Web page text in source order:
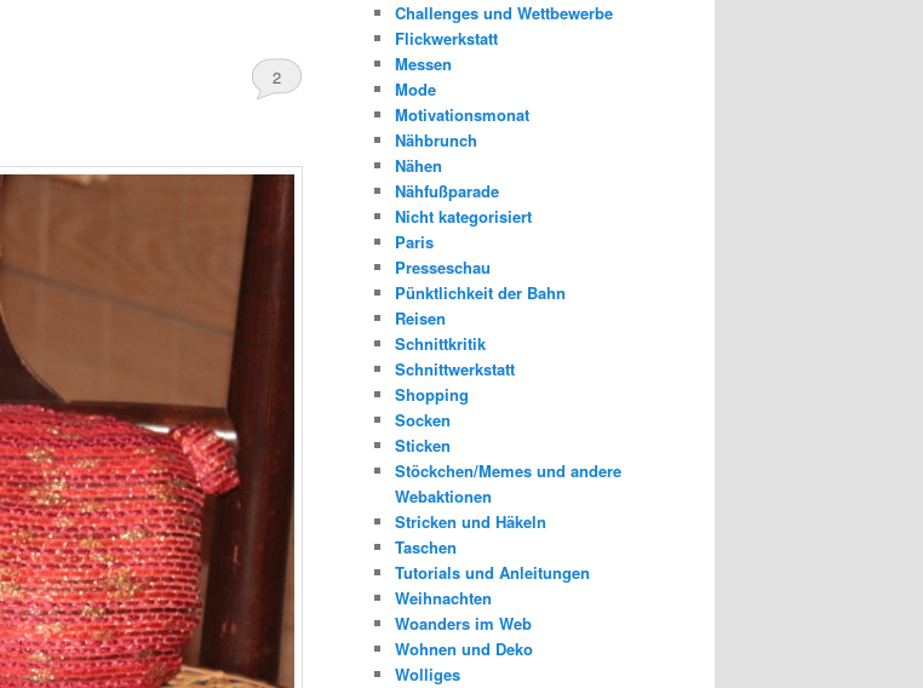
2
Challenges und Wettbewerbe
Flickwerkstatt
Messen
Mode
Motivationsmonat
Nähbrunch
Nähen
Nähfußparade
Nicht kategorisiert
Paris
Presseschau
Pünktlichkeit der Bahn
Reisen
Schnittkritik
Schnittwerkstatt
Shopping
Socken
Sticken
Stöckchen/Memes und andere
Webaktionen
Stricken und Häkeln
Taschen
Tutorials und Anleitungen
Weihnachten
Woanders im Web
Wohnen und Deko
Wolliges